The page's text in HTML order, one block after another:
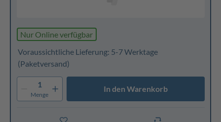
Nur Online verfügbar
Voraussichtliche Lieferung: 5-7 Werktage
(Paketversand)
1
Menge
In den Warenkorb